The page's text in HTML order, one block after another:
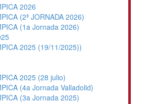
2026
(2ª JORNADA 2026)
(1a Jornada 2026)
2025 (19/11/2025))
2025 (28 julio)
(4a Jornada Valladolid)
(3a Jornada 2025)